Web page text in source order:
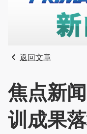
返回文章
焦点新
训成果